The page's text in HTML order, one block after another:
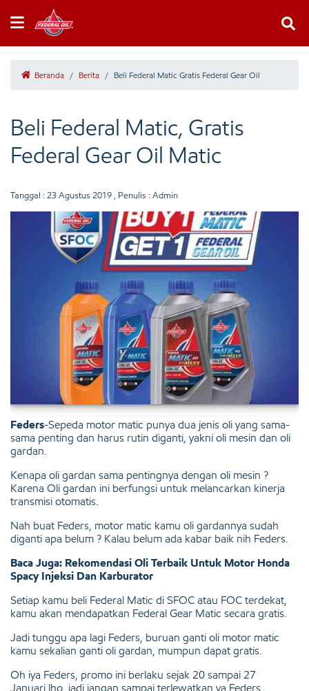
Beranda / Berita / Beli Federal Matic Gratis Federal Gear Oil
Beli Federal Matic, Gratis
Federal Gear Oil Matic
Tanggal : 23 Agustus 2019 , Penulis : Admin
Feders-Sepeda motor matic punya dua jenis oli yang sama-
sama penting dan harus rutin diganti, yakni oli mesin dan oli
gardan.
Kenapa oli gardan sama pentingnya dengan oli mesin ?
Karena Oli gardan ini berfungsi untuk melancarkan kinerja
transmisi otomatis.
Nah buat Feders, motor matic kamu oli gardannya sudah
diganti apa belum ? Kalau belum ada kabar baik nih Feders.
Baca Juga: Rekomendasi Oli Terbaik Untuk Motor Honda
Spacy Injeksi Dan Karburator
Setiap kamu beli Federal Matic di SFOC atau FOC terdekat,
kamu akan mendapatkan Federal Gear Matic secara gratis.
Jadi tunggu apa lagi Feders, buruan ganti oli motor matic
kamu sekalian ganti oli gardan, mumpun dapat gratis.
Oh iya Feders, promo ini berlaku sejak 20 sampai 27
Januari lho, jadi jangan sampai terlewatkan ya Feders.